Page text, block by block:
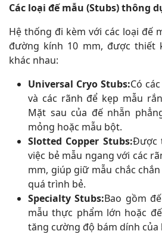
Các loại đế mẫu (Stubs) thông
Hệ thống đi kèm với các loại đế
đường kính 10 mm, được thiết
khác nhau:
Universal Cryo Stubs:Có
và các rãnh để kẹp mẫu
Mặt sau của đế nhẵn
mỏng hoặc mẫu bột.
Slotted Copper Stubs:Được
việc bẻ mẫu ngang với các
mm, giúp giữ mẫu chắc
quá trình bẻ.
Specialty Stubs:Bao gồm
mẫu thực phẩm lớn hoặc
tăng cường độ bám dính của